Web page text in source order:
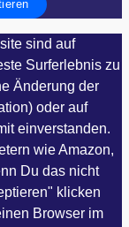
sind auf
Surferlebnis zu
Änderung der
oder auf
einverstanden.
wie Amazon,
Du das nicht
klicken
Browser im